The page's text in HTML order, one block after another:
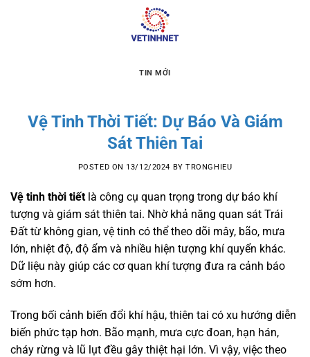
TIN MỚI
Vệ Tinh Thời Tiết: Dự Báo Và Giám
Sát Thiên Tai
POSTED ON 13/12/2024 BYTRONGHIEU
Vệ tinh thời tiết là công cụ quan trọng trong dự báo khí
tượng và giám sát thiên tai. Nhờ khả năng quan sát Trái
Đất từ không gian, vệ tinh có thể theo dõi mây, bão, mưa
lớn, nhiệt độ, độ ẩm và nhiều hiện tượng khí quyển khác.
Dữ liệu này giúp các cơ quan khí tượng đưa ra cảnh báo
sớm hơn.
Trong bối cảnh biến đổi khí hậu, thiên tai có xu hướng diễn
biến phức tạp hơn. Bão mạnh, mưa cực đoan, hạn hán,
cháy rừng và lũ lụt đều gây thiệt hại lớn. Vì vậy, việc theo